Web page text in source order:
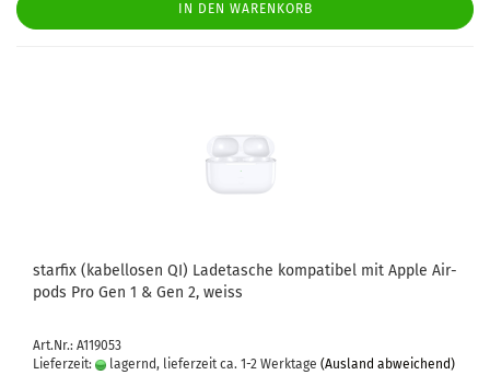
IN DEN WARENKORB
star­fix (ka­bel­lo­sen QI) La­de­ta­sche kom­pa­ti­bel mit Apple Air­
pods Pro Gen 1 & Gen 2, weiss
Art.Nr.: A119053
Lieferzeit:
lagernd, lieferzeit ca. 1-2 Werktage (Ausland abweichend)